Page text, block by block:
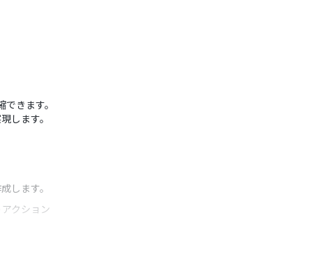
きます。
します。
します。
クション